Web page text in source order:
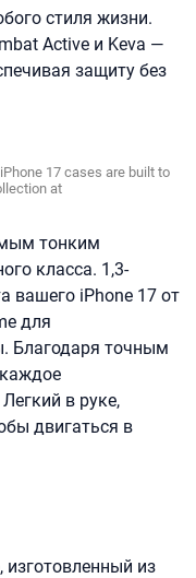
стиля жизни.
Active и Keva —
защиту без
17 cases are built to
at
тонким
класса. 1,3-
вашего iPhone 17 от
для
Благодаря точным
в руке,
двигаться в
из